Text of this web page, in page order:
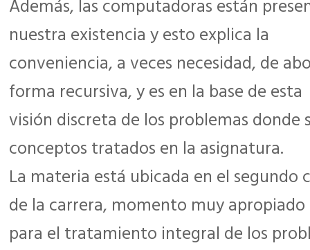
Además, las computadoras están
nuestra existencia y esto explica la
conveniencia, a veces necesidad, de
forma recursiva, y es en la base de esta
visión discreta de los problemas donde
conceptos tratados en la asignatura.
La materia está ubicada en el
de la carrera, momento muy apropiado
para el tratamiento integral de los